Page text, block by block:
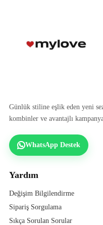
Günlük stiline eşlik eden yeni
kombinler ve avantajlı
WhatsApp Destek
Yardım
Değişim Bilgilendirme
Sipariş Sorgulama
Sıkça Sorulan Sorular